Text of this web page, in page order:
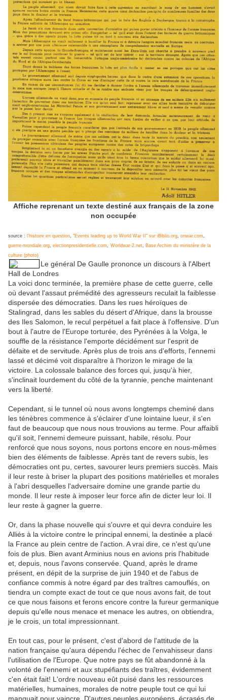
Affiche reprenant un texte destiné aux français de la zone
non occupée
source : l'histoire en question "Events leading up to World War II" sur iBiblio.org onwar.com
guerre-mondiale.org electionpresidentielle.com Worldwar-2.net
Base Archim du ministère de la
culture (photo)
Le général De Gaulle prononce un discours à l'Albert
Hall de Londres
La voici donc terminée, la première phase de cette guerre, celle
où devant l'assaut prémédité des agresseurs reculait la faiblesse
dispersée des démocraties. Dans les rues héroïques de
Stalingrad, dans les sables du désert d'Afrique, dans la brousse
des Iles Salomon, le recul perpétuel a fait place à l'offensive. D'un
bout à l'autre de l'Europe torturée, des Pyrénées à la Volga, le
souffle de la résistance l'emporte décidément sur l'esprit de
défaite et de servitude. Après plus de trois ans d'efforts, l'ennemi
lassé et décimé voit disparaître à l'horizon le mirage de la
victoire. La colossale balance des forces qui, jusqu'à hier,
s'inclinait lourdement du côté de la tyrannie, penche maintenant
vers la liberté.
Cependant, si le tunnel où nous avons longtemps cheminé dans
les ténèbres commence à s'éclairer d'une lointaine lueur, il s'en
faut de beaucoup que nous nous trouvions au terme. Pour affaibli
qu'il soit, l'ennemi demeure puissant, habile, résolu. Pour
renforcé que nous soyons, nous portons encore en nous-mêmes
bien des éléments de faiblesse. Après tant de revers subis, les
démocraties ont pu, certes, savourer leurs premiers succès. Mais
il leur reste à briser la plupart des positions matérielles et morales
à l'abri desquelles l'adversaire domine une grande partie du
monde. Il leur reste à imposer leur force afin de dicter leur loi. Il
leur reste à gagner la guerre.
Or, dans la phase nouvelle qui s'ouvre et qui devra conduire les
Alliés à la victoire contre le principal ennemi, la destinée a placé
la France au plein centre de l'action. A vrai dire, ce n'est qu'une
fois de plus. Bien avant Arminius nous en avions pris l'habitude
et, depuis, nous l'avons conservée. Quand, après le drame
présent, en dépit de la surprise de juin 1940 et de l'abus de
confiance commis à notre égard par des traîtres camouflés, on
tiendra un compte exact de tout ce que nous avons fait, de tout
ce que nous faisons et ferons encore contre la fureur germanique
depuis qu'elle nous menace et menace les autres, on obtiendra,
je le crois, un total impressionnant.
En tout cas, pour le présent, c'est d'abord de l'attitude de la
nation française qu'aura dépendu l'échec de l'envahisseur dans
l'utilisation de l'Europe. Que notre pays se fût abandonné à la
volonté de l'ennemi et aux stupéfiants des traîtres, évidemment
c'en était fait! L'ordre nouveau eût puisé dans les ressources
matérielles, humaines, morales de notre peuple tout ce qui lui
manquait pour vaincre. D'autres peuples européens, écrasés de